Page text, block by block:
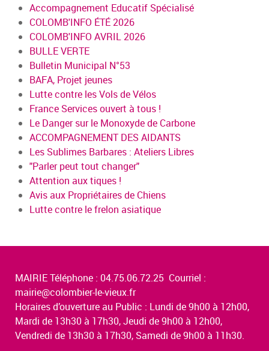
Accompagnement Educatif Spécialisé
COLOMB'INFO ÉTÉ 2026
COLOMB'INFO AVRIL 2026
BULLE VERTE
Bulletin Municipal N°53
BAFA, Projet jeunes
Lutte contre les Vols de Vélos
France Services ouvert à tous !
Le Danger sur le Monoxyde de Carbone
ACCOMPAGNEMENT DES AIDANTS
Les Sublimes Barbares : Ateliers Libres
"Parler peut tout changer"
Attention aux tiques !
Avis aux Propriétaires de Chiens
Lutte contre le frelon asiatique
MAIRIE Téléphone : 04.75.06.72.25 Courriel :
mairie@colombier-le-vieux.fr
Horaires d’ouverture au Public : Lundi de 9h00 à 12h00,
Mardi de 13h30 à 17h30, Jeudi de 9h00 à 12h00,
Vendredi de 13h30 à 17h30, Samedi de 9h00 à 11h30.